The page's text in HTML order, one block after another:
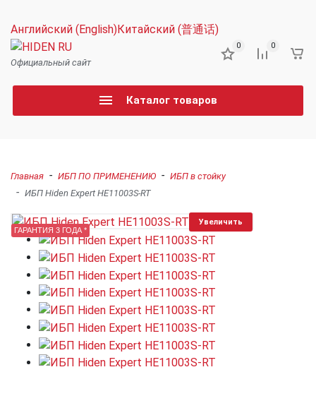
Английский (English)Китайский (普通话)
Официальный сайт
Каталог товаров
0 0
Главная - ИБП ПО ПРИМЕНЕНИЮ - ИБП в стойку
- ИБП Hiden Expert HE11003S-RT
ГАРАНТИЯ 3 ГОДА *
Увеличить